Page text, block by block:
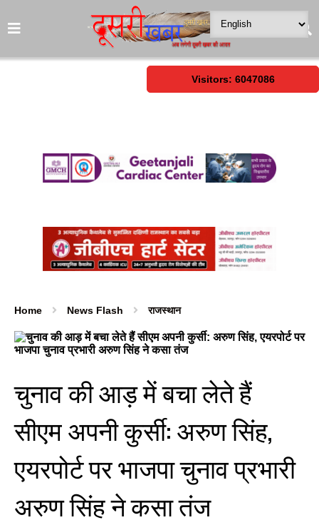
Visitors: 6047086
Home News Flash राजस्थान
चुनाव की आड़ में बचा लेते हैं
सीएम अपनी कुर्सी: अरुण सिंह,
एयरपोर्ट पर भाजपा चुनाव प्रभारी
अरुण सिंह ने कसा तंज